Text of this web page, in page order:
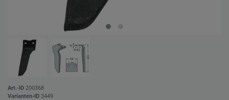
Art.-ID 200368
Varianten-ID 3449